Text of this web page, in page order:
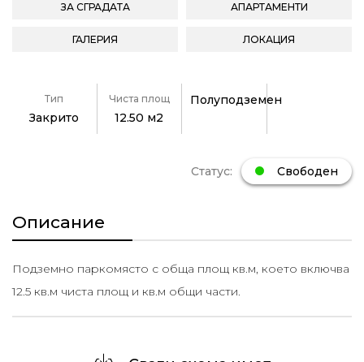
ЗА СГРАДАТА АПАРТАМЕНТИ
ГАЛЕРИЯ ЛОКАЦИЯ
Тип
Закрито
Чиста площ
12.50 м2
Полуподземен
Статус: Свободен
Описание
Подземно паркомясто с обща площ кв.м, което включва
12.5 кв.м чиста площ и кв.м общи части.